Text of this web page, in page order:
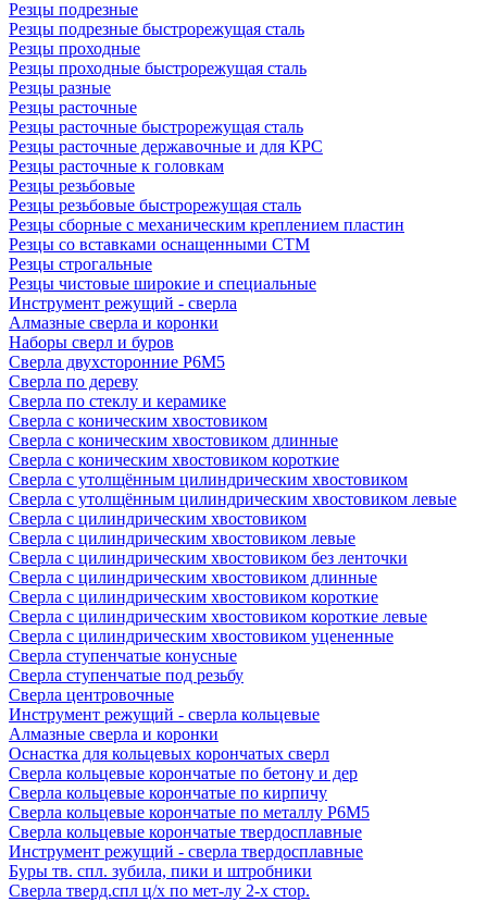
Резцы подрезные
Резцы подрезные быстрорежущая сталь
Резцы проходные
Резцы проходные быстрорежущая сталь
Резцы разные
Резцы расточные
Резцы расточные быстрорежущая сталь
Резцы расточные державочные и для КРС
Резцы расточные к головкам
Резцы резьбовые
Резцы резьбовые быстрорежущая сталь
Резцы сборные с механическим креплением пластин
Резцы со вставками оснащенными СТМ
Резцы строгальные
Резцы чистовые широкие и специальные
Инструмент режущий - сверла
Алмазные сверла и коронки
Наборы сверл и буров
Сверла двухсторонние Р6М5
Сверла по дереву
Сверла по стеклу и керамике
Сверла с коническим хвостовиком
Сверла с коническим хвостовиком длинные
Сверла с коническим хвостовиком короткие
Сверла с утолщённым цилиндрическим хвостовиком
Сверла с утолщённым цилиндрическим хвостовиком левые
Сверла с цилиндрическим хвостовиком
Сверла с цилиндрическим хвостовиком левые
Сверла с цилиндрическим хвостовиком без ленточки
Сверла с цилиндрическим хвостовиком длинные
Сверла с цилиндрическим хвостовиком короткие
Сверла с цилиндрическим хвостовиком короткие левые
Сверла с цилиндрическим хвостовиком уцененные
Сверла ступенчатые конусные
Сверла ступенчатые под резьбу
Сверла центровочные
Инструмент режущий - сверла кольцевые
Алмазные сверла и коронки
Оснастка для кольцевых корончатых сверл
Сверла кольцевые корончатые по бетону и дер
Сверла кольцевые корончатые по кирпичу
Сверла кольцевые корончатые по металлу Р6М5
Сверла кольцевые корончатые твердосплавные
Инструмент режущий - сверла твердосплавные
Буры тв. спл. зубила, пики и штробники
Сверла тверд.спл ц/х по мет-лу 2-х стор.